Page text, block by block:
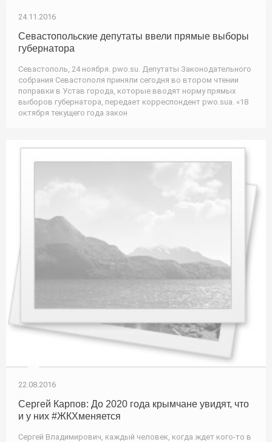
24.11.2016
Севастопольские депутаты ввели прямые выборы
губернатора
Севастополь, 24 ноября. pwo.su. Депутаты Законодательного
собрания Севастополя приняли сегодня во втором чтении
поправки в Устав города, которые вводят норму прямых
выборов губернатора, передает корреспондент pwo.suа. «18
октября текущего года закон
22.08.2016
Сергей Карпов: До 2020 года крымчане увидят, что
и у них #ЖКХменяется
Сергей Владимирович, каждый человек, когда ждет кого-то в